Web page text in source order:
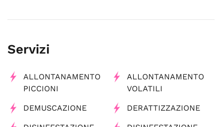
Servizi
ALLONTANAMENTO
PICCIONI
ALLONTANAMENTO
VOLATILI
DEMUSCAZIONE DERATTIZZAZIONE